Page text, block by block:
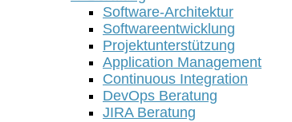
Software-Architektur
Softwareentwicklung
Projektunterstützung
Application Management
Continuous Integration
DevOps Beratung
JIRA Beratung